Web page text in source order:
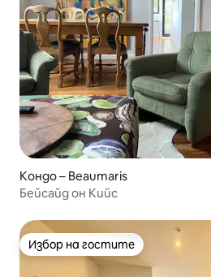
Кондо – Beaumaris
Бейсайд он Кийс
Избор на гостите
Избор на гостите